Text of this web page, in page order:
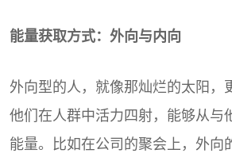
能量获取方式：外向与内向
外向型的人，就像那灿烂的太阳，
他们在人群中活力四射，能够从与
能量。比如在公司的聚会上，外向